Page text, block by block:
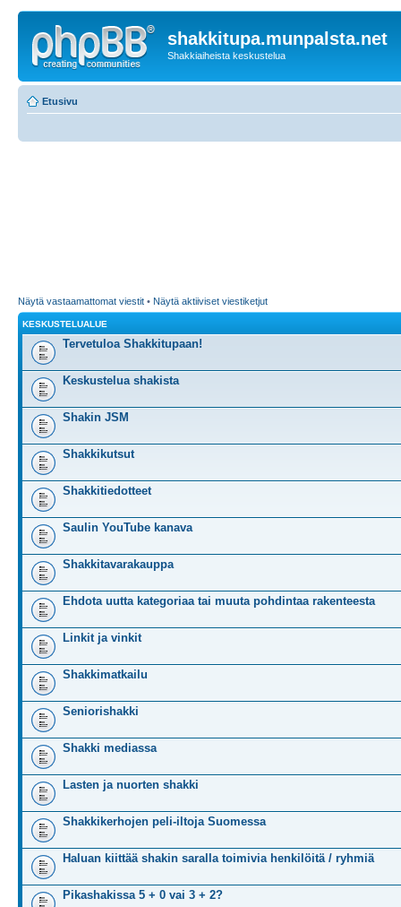
shakkitupa.munpalsta.net
Shakkiaiheista keskustelua
Etusivu
Näytä vastaamattomat viestit • Näytä aktiiviset viestiketjut
KESKUSTELUALUE
Tervetuloa Shakkitupaan!
Keskustelua shakista
Shakin JSM
Shakkikutsut
Shakkitiedotteet
Saulin YouTube kanava
Shakkitavarakauppa
Ehdota uutta kategoriaa tai muuta pohdintaa rakenteesta
Linkit ja vinkit
Shakkimatkailu
Seniorishakki
Shakki mediassa
Lasten ja nuorten shakki
Shakkikerhojen peli-iltoja Suomessa
Haluan kiittää shakin saralla toimivia henkilöitä / ryhmiä
Pikashakissa 5 + 0 vai 3 + 2?